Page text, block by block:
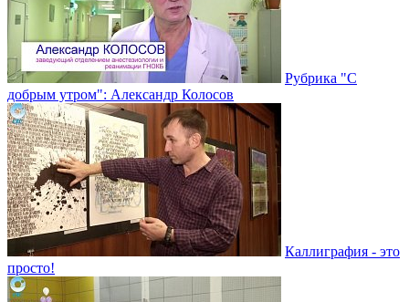
Рубрика "С
добрым утром": Александр Колосов
Каллиграфия - это
просто!